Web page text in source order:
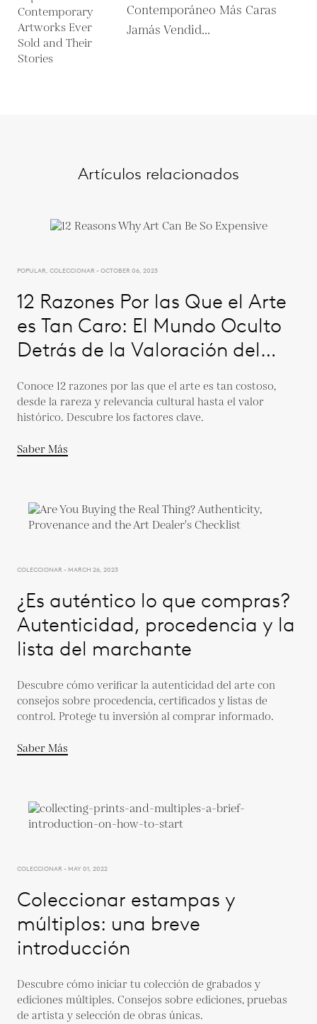
Contemporáneo Más Caras
Jamás Vendid...
Artículos relacionados
POPULAR, COLECCIONAR - OCTOBER 06, 2023
12 Razones Por las Que el Arte
es Tan Caro: El Mundo Oculto
Detrás de la Valoración del
Conoce 12 razones por las que el arte es tan costoso,
desde la rareza y relevancia cultural hasta el valor
histórico. Descubre los factores clave.
Saber Más
COLECCIONAR - MARCH 26, 2023
¿Es auténtico lo que compras?
Autenticidad, procedencia y la
lista del marchante
Descubre cómo verificar la autenticidad del arte con
consejos sobre procedencia, certificados y listas de
control. Protege tu inversión al comprar informado.
Saber Más
COLECCIONAR - MAY 01, 2022
Coleccionar estampas y
múltiplos: una breve
introducción
Descubre cómo iniciar tu colección de grabados y
ediciones múltiples. Consejos sobre ediciones, pruebas
de artista y selección de obras únicas.